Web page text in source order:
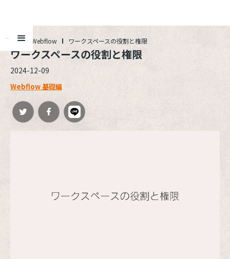
ALL Webflow ワークスペースの役割と権限
ワークスペースの役割と権限
2024-12-09
Webflow 基礎編